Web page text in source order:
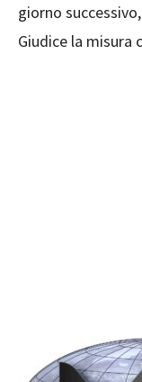
giorno
Giudice la misura